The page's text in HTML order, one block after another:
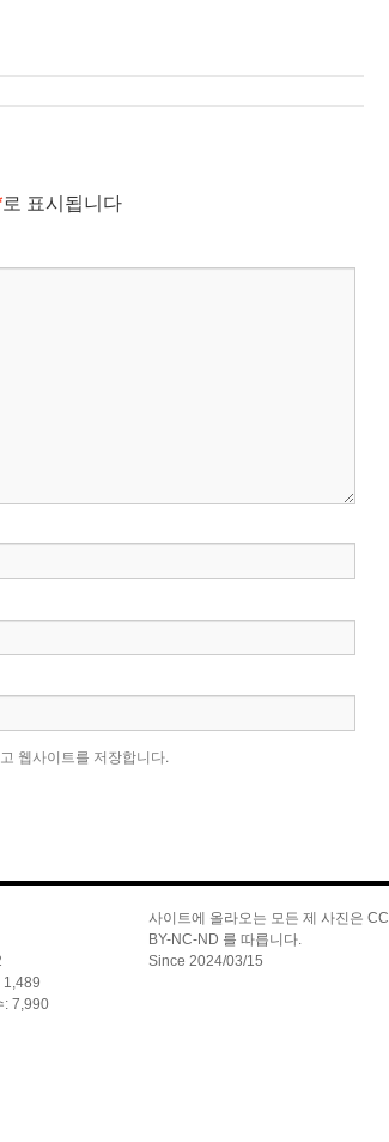
로 표시됩니다
웹사이트를 저장합니다.
1,489
: 7,990
사이트에 올라오는 모든 제 사진은 CC
BY-NC-ND 를 따릅니다.
Since 2024/03/15